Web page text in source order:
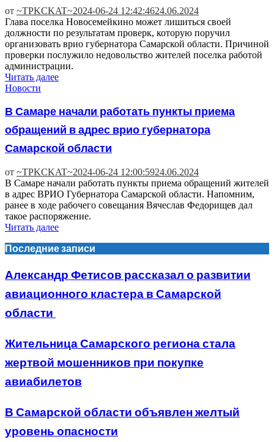
от ~TPKCKAT~2024-06-24 12:42:4624.06.2024
Глава поселка Новосемейкино может лишиться своей
должности по результатам проверк, которую поручил
организовать врио губернатора Самарской области. Причиной
проверки послужило недовольство жителей поселка работой
администрации.
Читать далее
Новости
В Самаре начали работать пункты приема
обращений в адрес врио губернатора
Самарской области
от ~TPKCKAT~2024-06-24 12:00:5924.06.2024
В Самаре начали работать пункты приема обращений жителей
в адрес ВРИО Губернатора Самарской области. Напомним,
ранее в ходе рабочего совещания Вячеслав Федорищев дал
такое распоряжение.
Читать далее
Последние записи
Александр Фетисов рассказал о развитии
авиационного кластера в Самарской
области
Жительница Самарского региона стала
жертвой мошенников при покупке
авиабилетов
В Самарской области объявлен желтый
уровень опасности